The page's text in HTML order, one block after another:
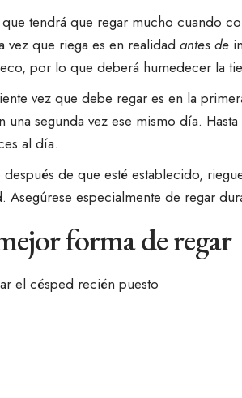
que tendrá que regar mucho cuando
vez que riega es en realidadantes de
por lo que deberá humedecer la
vez que debe regar es en la
una segunda vez ese mismo día.
al día.
después de que esté establecido,
. Asegúrese especialmente de regar
forma de regar